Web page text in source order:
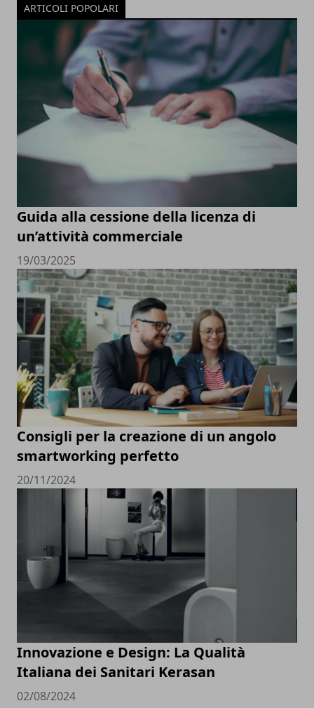
ARTICOLI POPOLARI
Guida alla cessione della licenza di
un’attività commerciale
19/03/2025
Consigli per la creazione di un angolo
smartworking perfetto
20/11/2024
Innovazione e Design: La Qualità
Italiana dei Sanitari Kerasan
02/08/2024